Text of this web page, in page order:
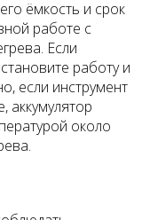
ёмкость и срок
работе с
Если
работу и
если инструмент
аккумулятор
около